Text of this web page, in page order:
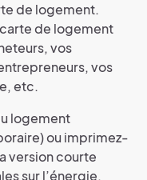
de logement.
de logement
vos
vos
etc.
logement
ou imprimez-
version courte
sur l’énergie,